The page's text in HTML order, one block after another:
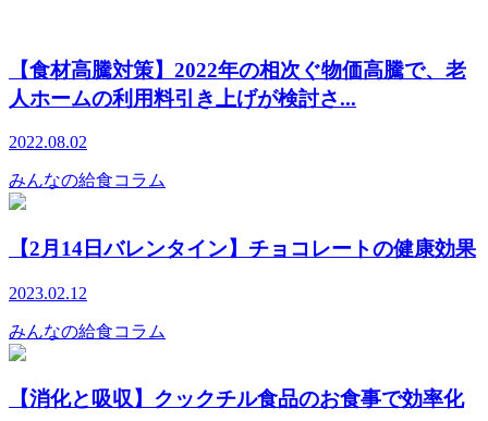
【食材高騰対策】2022年の相次ぐ物価高騰で、老
人ホームの利用料引き上げが検討さ...
2022.08.02
みんなの給食コラム
【2月14日バレンタイン】チョコレートの健康効果
2023.02.12
みんなの給食コラム
【消化と吸収】クックチル食品のお食事で効率化